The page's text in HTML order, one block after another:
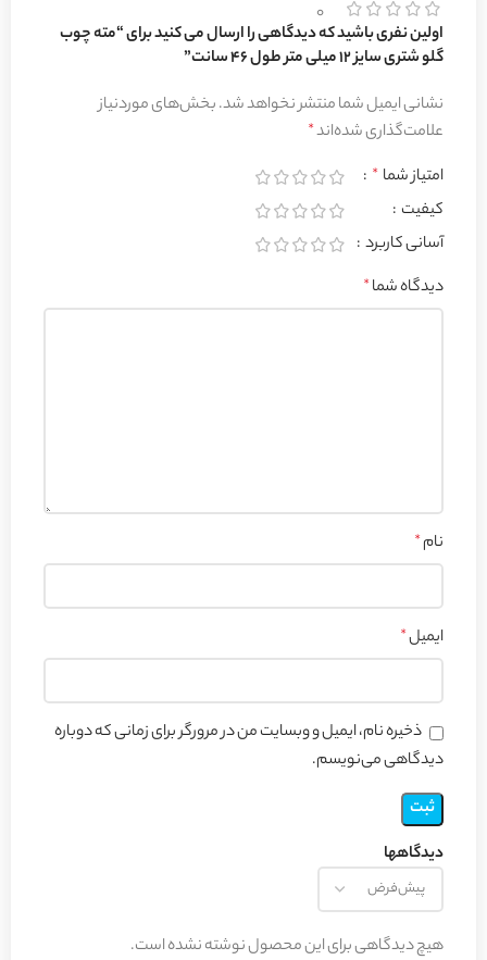
0
دیدگاهها
هیچ دیدگاهی برای این محصول نوشته نشده است.
اولین نفری باشید که دیدگاهی را ارسال می کنید برای “مته چوب
گلو شتری سایز 12 میلی متر طول 46 سانت”
نشانی ایمیل شما منتشر نخواهد شد.بخش‌های موردنیاز
علامت‌گذاری شده‌اند*
امتیاز شما *
کیفیت
آسانی کاربرد
دیدگاه شما*
نام*
ایمیل*
ذخیره نام، ایمیل و وبسایت من در مرورگر برای زمانی که دوباره
دیدگاهی می‌نویسم.